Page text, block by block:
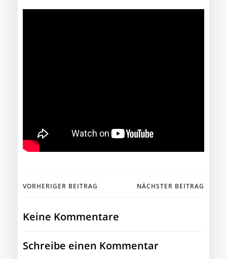
Beitragsnavigation
VORHERIGER BEITRAG NÄCHSTER BEITRAG
Keine Kommentare
Schreibe einen Kommentar